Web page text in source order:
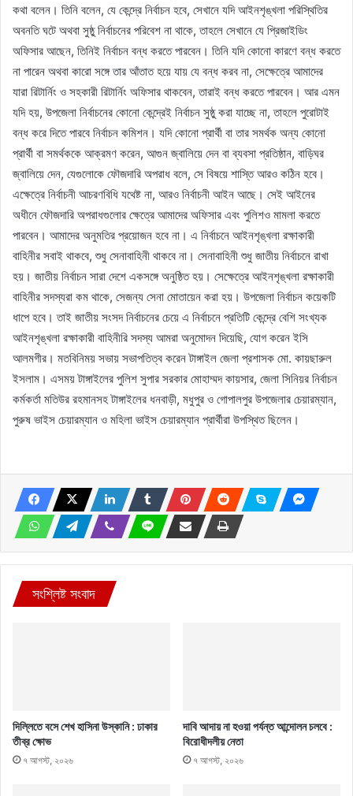
কথা বলেন। তিনি বলেন, যে কেন্দ্রে নির্বাচন হবে, সেখানে যদি আইনশৃঙ্খলা পরিস্থিতির
অবনতি ঘটে অথবা সুষ্ঠু নির্বাচনের পরিবেশ না থাকে, তাহলে সেখানে যে প্রিজাইডিং
অফিসার আছেন, তিনিই নির্বাচন বন্ধ করতে পারবেন। তিনি যদি কোনো কারণে বন্ধ করতে
না পারেন অথবা কারো সঙ্গে তার আঁতাত হয়ে যায় যে বন্ধ করব না, সেক্ষেত্রে আমাদের
যারা রিটার্নিং ও সহকারী রিটার্নিং অফিসার থাকবেন, তারাই বন্ধ করতে পারবেন। আর এমন
যদি হয়, উপজেলা নির্বাচনের কোনো কেন্দ্রেই নির্বাচন সুষ্ঠু করা যাচ্ছে না, তাহলে পুরোটাই
বন্ধ করে দিতে পারবে নির্বাচন কমিশন। যদি কোনো প্রার্থী বা তার সমর্থক অন্য কোনো
প্রার্থী বা সমর্থককে আক্রমণ করেন, আগুন জ্বালিয়ে দেন বা ব্যবসা প্রতিষ্ঠান, বাড়িঘর
জ্বালিয়ে দেন, যেগুলোকে ফৌজদারি অপরাধ বলে, সে বিষয়ে শাস্তি আরও কঠিন হবে।
এক্ষেত্রে নির্বাচনী আচরণবিধি যথেষ্ট না, আরও নির্বাচনী আইন আছে। সেই আইনের
অধীনে ফৌজদারি অপরাধগুলোর ক্ষেত্রে আমাদের অফিসার এবং পুলিশও মামলা করতে
পারবেন। আমাদের অনুমতির প্রয়োজন হবে না। এ নির্বাচনে আইনশৃঙ্খলা রক্ষাকারী
বাহিনীর সবাই থাকবে, শুধু সেনাবাহিনী থাকবে না। সেনাবাহিনী শুধু জাতীয় নির্বাচনে রাখা
হয়। জাতীয় নির্বাচন সারা দেশে একসঙ্গে অনুষ্ঠিত হয়। সেক্ষেত্রে আইনশৃঙ্খলা রক্ষাকারী
বাহিনীর সদস্যরা কম থাকে, সেজন্য সেনা মোতায়েন করা হয়। উপজেলা নির্বাচন কয়েকটি
ধাপে হবে। তাই জাতীয় সংসদ নির্বাচনের চেয়ে এ নির্বাচনে প্রতিটি কেন্দ্রে বেশি সংখ্যক
আইনশৃঙ্খলা রক্ষাকারী বাহিনীরি সদস্য আমরা অনুমোদন দিয়েছি, যোগ করেন ইসি
আলমগীর। মতবিনিময় সভায় সভাপতিত্ব করেন টাঙ্গাইল জেলা প্রশাসক মো. কায়ছারুল
ইসলাম। এসময় টাঙ্গাইলের পুলিশ সুপার সরকার মোহাম্মদ কায়সার, জেলা সিনিয়র নির্বাচন
কর্মকর্তা মতিউর রহমানসহ টাঙ্গাইলের ধনবাড়ী, মধুপুর ও গোপালপুর উপজেলার চেয়ারম্যান,
পুরুষ ভাইস চেয়ারম্যান ও মহিলা ভাইস চেয়ারম্যান প্রার্থীরা উপস্থিত ছিলেন।
সংশ্লিষ্ট সংবাদ
দিল্লিতে বসে শেখ হাসিনা উস্কানি : ঢাকার
তীব্র ক্ষোভ
৭ আগস্ট, ২০২৬
দাবি আদায় না হওয়া পর্যন্ত আন্দোলন চলবে :
বিরোধীদলীয় নেতা
৭ আগস্ট, ২০২৬